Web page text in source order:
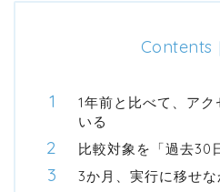
Contents
1年前と比べて、ア
いる
比較対象を「過去30
3か月、実行に移せ